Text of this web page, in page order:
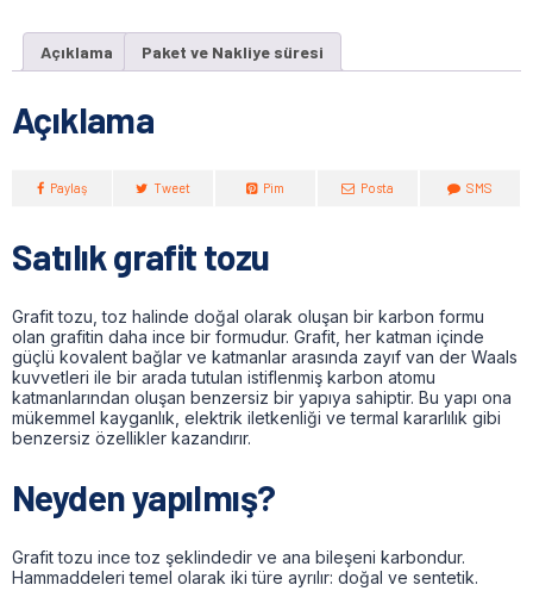
Açıklama Paket ve Nakliye süresi
Açıklama
Paylaş Tweet Pim Posta SMS
Satılık grafit tozu
Grafit tozu, toz halinde doğal olarak oluşan bir karbon formu
olan grafitin daha ince bir formudur. Grafit, her katman içinde
güçlü kovalent bağlar ve katmanlar arasında zayıf van der Waals
kuvvetleri ile bir arada tutulan istiflenmiş karbon atomu
katmanlarından oluşan benzersiz bir yapıya sahiptir. Bu yapı ona
mükemmel kayganlık, elektrik iletkenliği ve termal kararlılık gibi
benzersiz özellikler kazandırır.
Neyden yapılmış?
Grafit tozu ince toz şeklindedir ve ana bileşeni karbondur.
Hammaddeleri temel olarak iki türe ayrılır: doğal ve sentetik.